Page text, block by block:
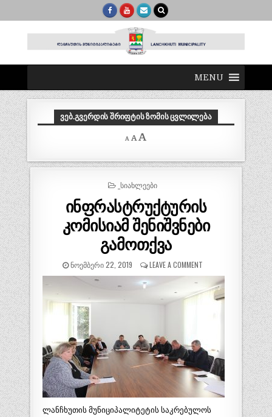
MENU
ᲕᲔᲑ.ᲒᲕᲔᲠᲓᲘᲡ ᲨᲠᲘᲤᲢᲘᲡ ᲖᲝᲛᲘᲡ ᲪᲕᲚᲘᲚᲔᲑᲐ
A
Decrease
font
A Reset
A
size.
POSTED
_ᲡᲘᲐᲮᲚᲔᲔᲑᲘ
ინფრასტრუქტურის
კომისიამ შენიშვნები
გამოთქვა
ᲜᲝᲔᲛᲑᲔᲠᲘ 22, 2019 LEAVE A COMMENT
ლანჩხუთის მუნიციპალიტეტის საკრებულოს